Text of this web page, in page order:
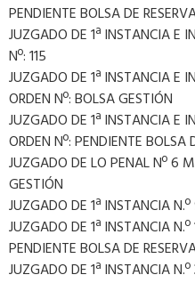
PENDIENTE BOLSA DE
JUZGADO DE 1ª INSTANCIA E
Nº: 115
JUZGADO DE 1ª INSTANCIA E
ORDEN Nº: BOLSA GESTIÓN
JUZGADO DE 1ª INSTANCIA E
ORDEN Nº: PENDIENTE BOLSA
JUZGADO DE LO PENAL Nº 6
GESTIÓN
JUZGADO DE 1ª INSTANCIA
JUZGADO DE 1ª INSTANCIA
PENDIENTE BOLSA DE
JUZGADO DE 1ª INSTANCIA